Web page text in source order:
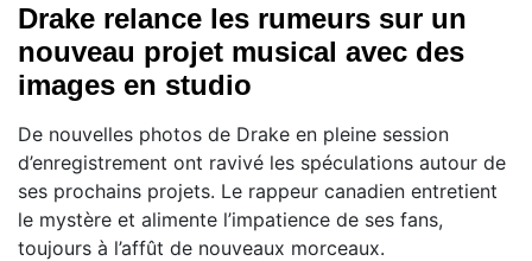
Drake relance les rumeurs sur un
nouveau projet musical avec des
images en studio
De nouvelles photos de Drake en pleine session
d’enregistrement ont ravivé les spéculations autour de
ses prochains projets. Le rappeur canadien entretient
le mystère et alimente l’impatience de ses fans,
toujours à l’affût de nouveaux morceaux.